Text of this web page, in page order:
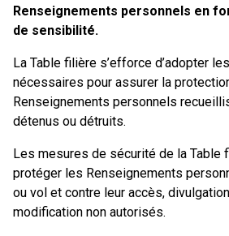
Renseignements personnels en
de sensibilité.
La Table filière s’efforce d’adopter
nécessaires pour assurer la
Renseignements personnels
détenus ou détruits.
Les mesures de sécurité de la Table
protéger les Renseignements
ou vol et contre leur accès,
modification non autorisés.